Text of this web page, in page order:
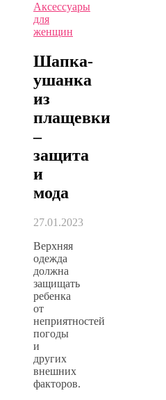
Аксессуары
для
женщин
Шапка-
ушанка
из
плащевки
–
защита
и
мода
27.01.2023
Верхняя
одежда
должна
защищать
ребенка
от
неприятностей
погоды
и
других
внешних
факторов.